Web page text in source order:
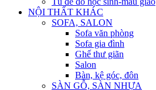
NỘI THẤT KHÁC
SOFA, SALON
Sofa văn phòng
Sofa gia đình
Ghế thư giãn
Salon
Bàn, kệ góc, đôn
SÀN GỖ, SÀN NHỰA